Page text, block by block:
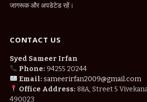
जागरूक और अपडेटेड रहें।
CONTACT US
Syed Sameer Irfan
Phone: 94255 20244
Email: sameerirfan2009@gmail.com
Office Address: 88A, Street 5
490023